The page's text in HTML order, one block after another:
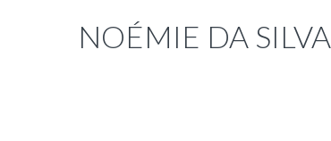
NOÉMIE DA SILVA